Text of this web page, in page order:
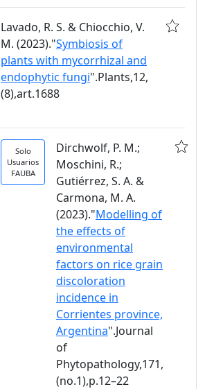
Lavado, R. S. & Chiocchio, V.
M. (2023)."Symbiosis of
plants with mycorrhizal and
endophytic fungi".Plants,12,
(8),art.1688
Solo
Usuarios
FAUBA
Dirchwolf, P. M.;
Moschini, R.;
Gutiérrez, S. A. &
Carmona, M. A.
(2023)."Modelling of
the effects of
environmental
factors on rice grain
discoloration
incidence in
Corrientes province,
Argentina".Journal
of
Phytopathology,171,
(no.1),p.12–22